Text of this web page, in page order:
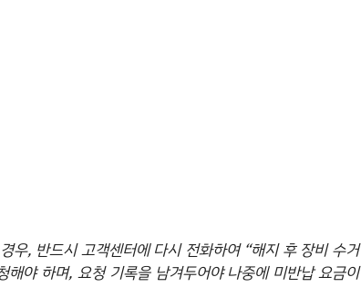
우, 반드시 고객센터에 다시 전화하여 “해지 후 장비 수거
야 하며, 요청 기록을 남겨두어야 나중에 미반납 요금이